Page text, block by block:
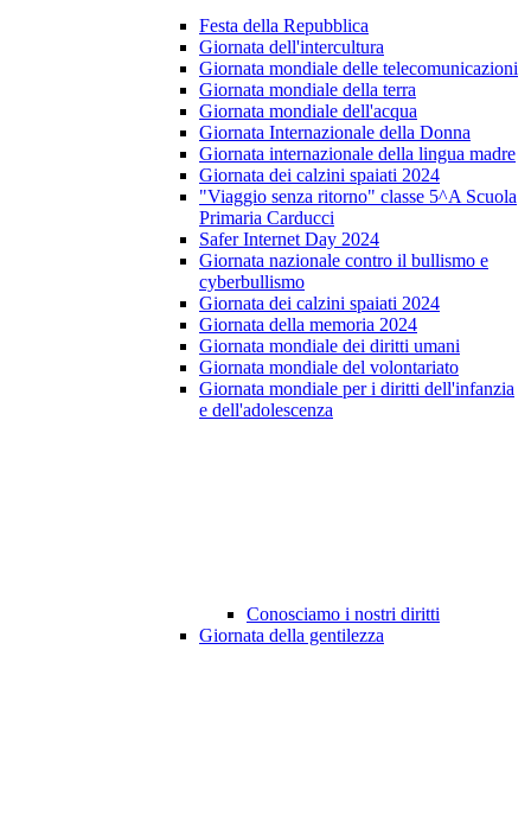
Festa della Repubblica
Giornata dell'intercultura
Giornata mondiale delle telecomunicazioni
Giornata mondiale della terra
Giornata mondiale dell'acqua
Giornata Internazionale della Donna
Giornata internazionale della lingua madre
Giornata dei calzini spaiati 2024
"Viaggio senza ritorno" classe 5^A Scuola
Primaria Carducci
Safer Internet Day 2024
Giornata nazionale contro il bullismo e
cyberbullismo
Giornata dei calzini spaiati 2024
Giornata della memoria 2024
Giornata mondiale dei diritti umani
Giornata mondiale del volontariato
Giornata mondiale per i diritti dell'infanzia
e dell'adolescenza
Conosciamo i nostri diritti
Giornata della gentilezza